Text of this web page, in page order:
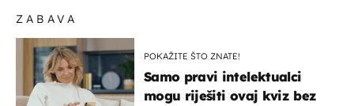
ZABAVA
POKAŽITE ŠTO ZNATE!
Samo pravi intelektualci
mogu riješiti ovaj kviz bez